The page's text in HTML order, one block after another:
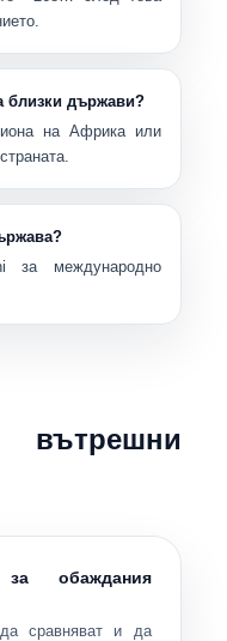
близки държави?
на Африка или
за международно
за обаждания
да сравняват и да